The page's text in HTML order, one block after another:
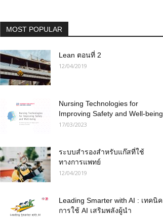
MOST POPULAR
Lean ตอนที่ 2
12/04/2019
Nursing Technologies for
Improving Safety and Well-being
17/03/2023
ระบบสำรองสำหรับแก๊สที่ใช้
ทางการแพทย์
12/04/2019
Leading Smarter with AI : เทคนิค
การใช้ AI เสริมพลังผู้นำ